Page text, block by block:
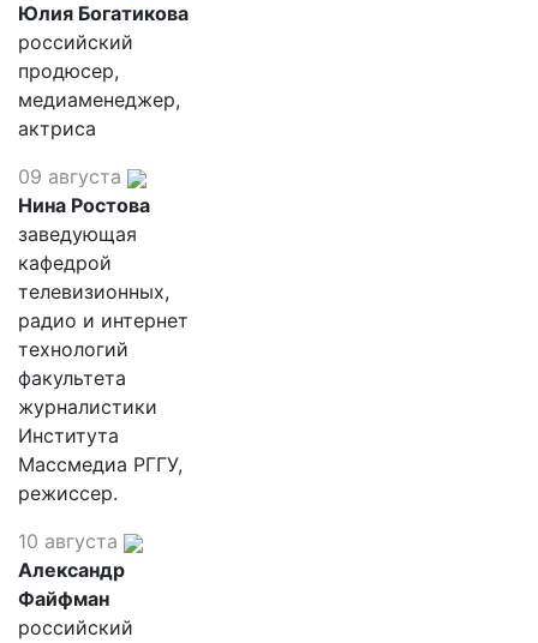
Юлия Богатикова
российский
продюсер,
медиаменеджер,
актриса
09 августа
Нина Ростова
заведующая
кафедрой
телевизионных,
радио и интернет
технологий
факультета
журналистики
Института
Массмедиа РГГУ,
режиссер.
10 августа
Александр
Файфман
российский